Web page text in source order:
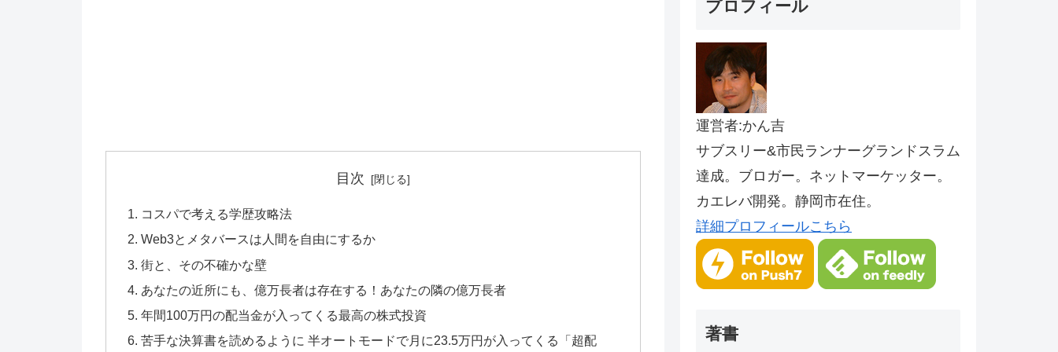
目次
コスパで考える学歴攻略法
Web3とメタバースは人間を自由にするか
街と、その不確かな壁
あなたの近所にも、億万長者は存在する！あなたの隣の億万長者
年間100万円の配当金が入ってくる最高の株式投資
苦手な決算書を読めるように 半オートモードで月に23.5万円が入ってくる「超配
プロフィール
運営者:かん吉
サブスリー&市民ランナーグランドスラム
達成。ブロガー。ネットマーケッター。
カエレバ開発。静岡市在住。
詳細プロフィールこちら
著書